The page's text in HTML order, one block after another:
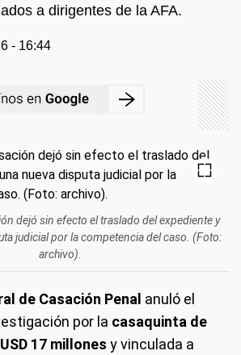
a dirigentes de la AFA.
- 16:44
dejó sin efecto el traslado del expediente y
judicial por la competencia del caso. (Foto:
archivo).
de Casación Penal anuló el
por la casaquinta de
USD 17 millones y vinculada a